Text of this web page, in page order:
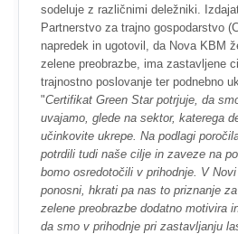
sodeluje z različnimi deležniki.
Partnerstvo za trajno gospodarstvo
napredek in ugotovil, da Nova KBM
zelene preobrazbe, ima zastavljene
trajnostno poslovanje ter podnebno
"Certifikat Green Star potrjuje, da
uvajamo, glede na sektor, katerega
učinkovite ukrepe. Na podlagi
potrdili tudi naše cilje in zaveze na
bomo osredotočili v prihodnje. V
ponosni, hkrati pa nas to priznanje
zelene preobrazbe dodatno motivira
da smo v prihodnje pri zastavljanju